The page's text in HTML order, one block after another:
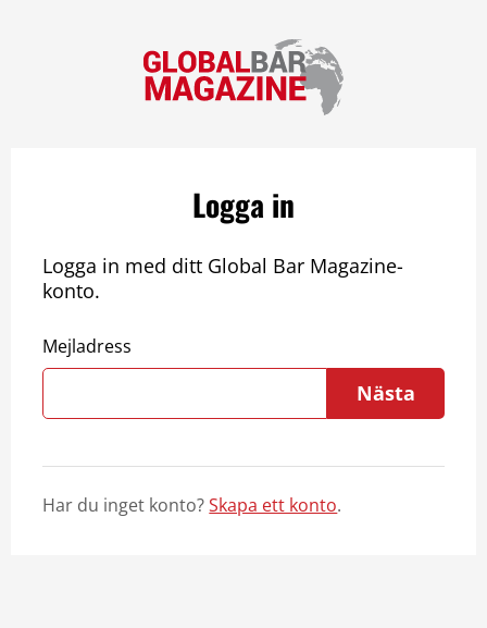
Logga in
Logga in med ditt Global Bar Magazine-
konto.
Mejladress
Nästa
Har du inget konto?Skapa ett konto.